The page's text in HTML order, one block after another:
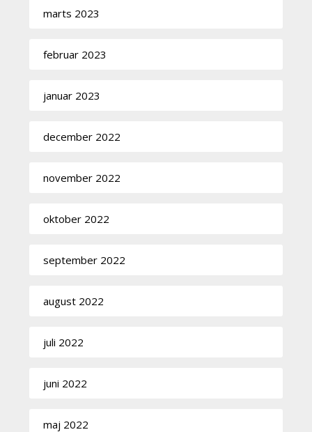
marts 2023
februar 2023
januar 2023
december 2022
november 2022
oktober 2022
september 2022
august 2022
juli 2022
juni 2022
maj 2022